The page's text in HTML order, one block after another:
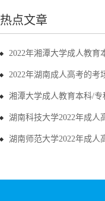
热点文章
2022年湘潭大学成人教育
2022年湖南成人高考的考
湘潭大学成人教育本科/专
湖南科技大学2022年成人
湖南师范大学2022年成人